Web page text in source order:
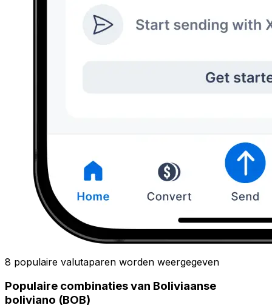
8 populaire valutaparen worden weergegeven
Populaire combinaties van Boliviaanse
boliviano (BOB)